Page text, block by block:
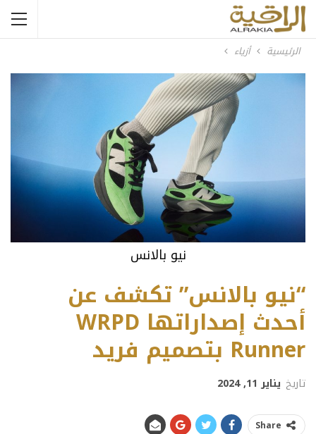
الرئيسية أزياء
نيو بالانس
“نيو بالانس” تكشف عن
أحدث إصداراتها WRPD
Runner بتصميم فريد
تاريخ يناير 11, 2024
Share